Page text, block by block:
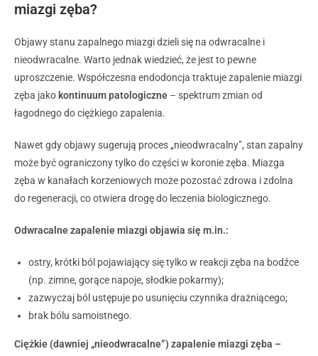
miazgi zęba?
Objawy stanu zapalnego miazgi dzieli się na odwracalne i
nieodwracalne. Warto jednak wiedzieć, że jest to pewne
uproszczenie. Współczesna endodoncja traktuje zapalenie miazgi
zęba jako kontinuum patologiczne – spektrum zmian od
łagodnego do ciężkiego zapalenia.
Nawet gdy objawy sugerują proces „nieodwracalny”, stan zapalny
może być ograniczony tylko do części w koronie zęba. Miazga
zęba w kanałach korzeniowych może pozostać zdrowa i zdolna
do regeneracji, co otwiera drogę do leczenia biologicznego.
Odwracalne zapalenie miazgi objawia się m.in.:
ostry, krótki ból pojawiający się tylko w reakcji zęba na bodźce
(np. zimne, gorące napoje, słodkie pokarmy);
zazwyczaj ból ustępuje po usunięciu czynnika drażniącego;
brak bólu samoistnego.
Ciężkie (dawniej „nieodwracalne”) zapalenie miazgi zęba –